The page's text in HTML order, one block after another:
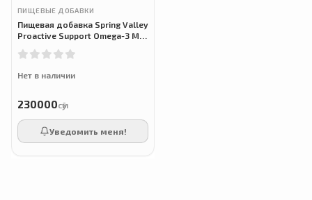
ПИЩЕВЫЕ ДОБАВКИ
Пищевая добавка Spring Valley
Proactive Support Omega-3 Mini
шт.
Нет в наличии
230000сӯм
Уведомить меня!